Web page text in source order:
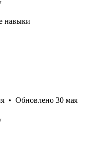
навыки
• Обновлено 30 мая